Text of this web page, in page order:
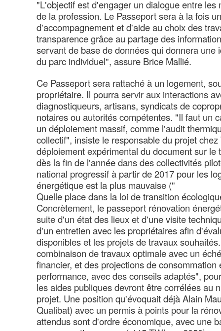
"L'objectif est d'engager un dialogue entre les
de la profession. Le Passeport sera à la fois
d'accompagnement et d'aide au choix des
transparence grâce au partage des
servant de base de données qui donnera une
du parc individuel", assure Brice Mallié.
Ce Passeport sera rattaché à un logement,
propriétaire. Il pourra servir aux interactions
diagnostiqueurs, artisans, syndicats de
notaires ou autorités compétentes. "Il faut un
un déploiement massif, comme l'audit
collectif", insiste le responsable du projet
déploiement expérimental du document sur le
dès la fin de l'année dans des collectivités
national progressif à partir de 2017 pour les
énergétique est la plus mauvaise ("
Quelle place dans la loi de transition
Concrètement, le passeport rénovation
suite d'un état des lieux et d'une visite
d'un entretien avec les propriétaires afin
disponibles et les projets de travaux
combinaison de travaux optimale avec un
financier, et des projections de consommation
performance, avec des conseils adaptés",
les aides publiques devront être corrélées au
projet. Une position qu'évoquait déjà Alain
Qualibat) avec un permis à points pour la
attendus sont d'ordre économique, avec une